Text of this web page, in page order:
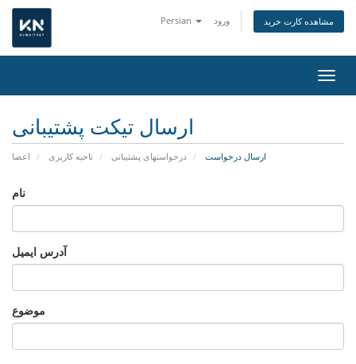
Persian ورود مشاهده کارت خرید
ارسال تیکت پشتیبانی
اعضا ناحیه کاربری درخواستهای پشتیبانی ارسال درخواست
نام
آدرس ایمیل
موضوع